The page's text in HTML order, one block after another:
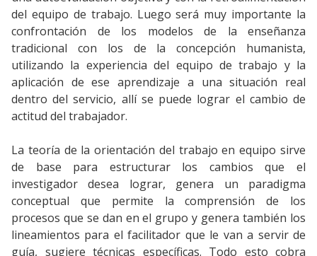
del equipo de trabajo. Luego será muy importante la
confrontación de los modelos de la enseñanza
tradicional con los de la concepción humanista,
utilizando la experiencia del equipo de trabajo y la
aplicación de ese aprendizaje a una situación real
dentro del servicio, allí se puede lograr el cambio de
actitud del trabajador.
La teoría de la orientación del trabajo en equipo sirve
de base para estructurar los cambios que el
investigador desea lograr, genera un paradigma
conceptual que permite la comprensión de los
procesos que se dan en el grupo y genera también los
lineamientos para el facilitador que le van a servir de
guía, sugiere técnicas específicas. Todo esto cobra